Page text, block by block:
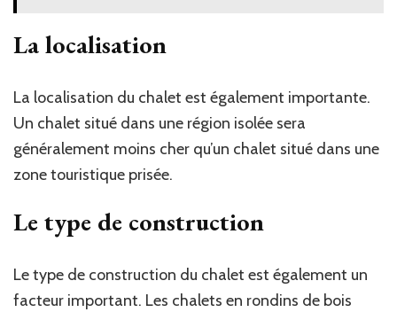
La localisation
La localisation du chalet est également importante.
Un chalet situé dans une région isolée sera
généralement moins cher qu’un chalet situé dans une
zone touristique prisée.
Le type de construction
Le type de construction du chalet est également un
facteur important. Les chalets en rondins de bois